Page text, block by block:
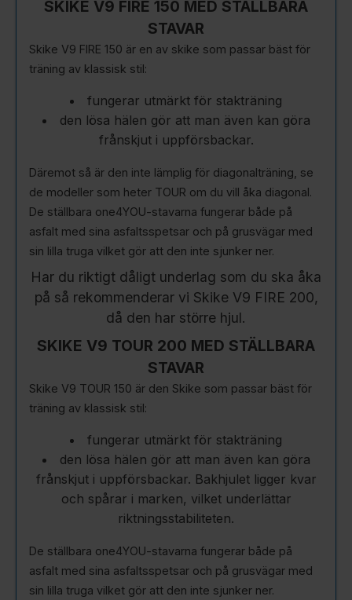
SKIKE V9 FIRE 150 MED STÄLLBARA
STAVAR
Skike V9 FIRE 150 är en av skike som passar bäst för
träning av klassisk stil:
fungerar utmärkt för stakträning
den lösa hälen gör att man även kan göra
frånskjut i uppförsbackar.
Däremot så är den inte lämplig för diagonalträning, se
de modeller som heter TOUR om du vill åka diagonal.
De ställbara one4YOU-stavarna fungerar både på
asfalt med sina asfaltsspetsar och på grusvägar med
sin lilla truga vilket gör att den inte sjunker ner.
Har du riktigt dåligt underlag som du ska åka
på så rekommenderar vi Skike V9 FIRE 200,
då den har större hjul.
SKIKE V9 TOUR 200 MED STÄLLBARA
STAVAR
Skike V9 TOUR 150 är den Skike som passar bäst för
träning av klassisk stil:
fungerar utmärkt för stakträning
den lösa hälen gör att man även kan göra
frånskjut i uppförsbackar. Bakhjulet ligger kvar
och spårar i marken, vilket underlättar
riktningsstabiliteten.
De ställbara one4YOU-stavarna fungerar både på
asfalt med sina asfaltsspetsar och på grusvägar med
sin lilla truga vilket gör att den inte sjunker ner.